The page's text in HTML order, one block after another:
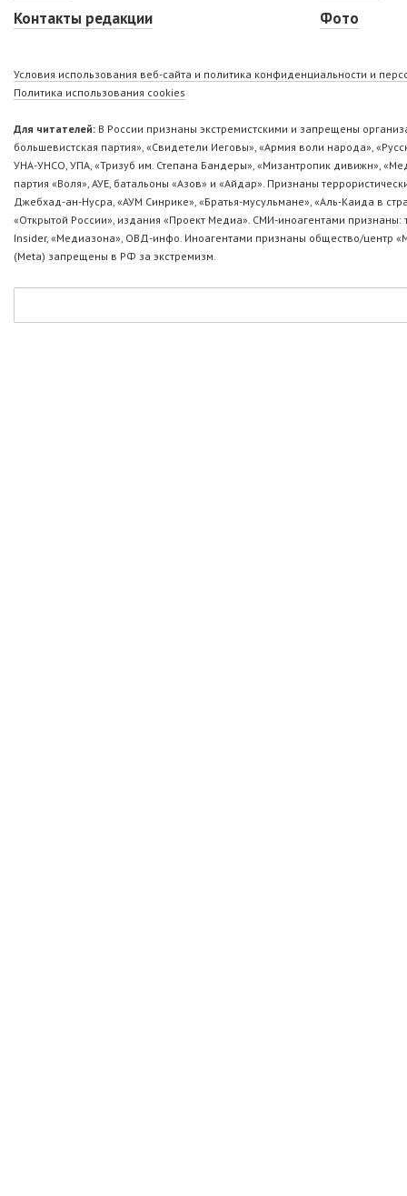
Контакты редакции
Фото
Условия использования веб-сайта и политика конфиденциальности и
Политика использования cookies
Для читателей: В России признаны экстремистскими и запрещены
большевистская партия», «Свидетели Иеговы», «Армия воли народа»,
УНА-УНСО, УПА, «Тризуб им. Степана Бандеры», «Мизантропик дивижн»,
партия «Воля», АУЕ, батальоны «Азов» и «Айдар». Признаны
Джебхад-ан-Нусра, «АУМ Синрике», «Братья-мусульмане», «Аль-Каида в
«Открытой России», издания «Проект Медиа». СМИ-иноагентами
Insider, «Медиазона», ОВД-инфо. Иноагентами признаны общество/центр
(Metа) запрещены в РФ за экстремизм.